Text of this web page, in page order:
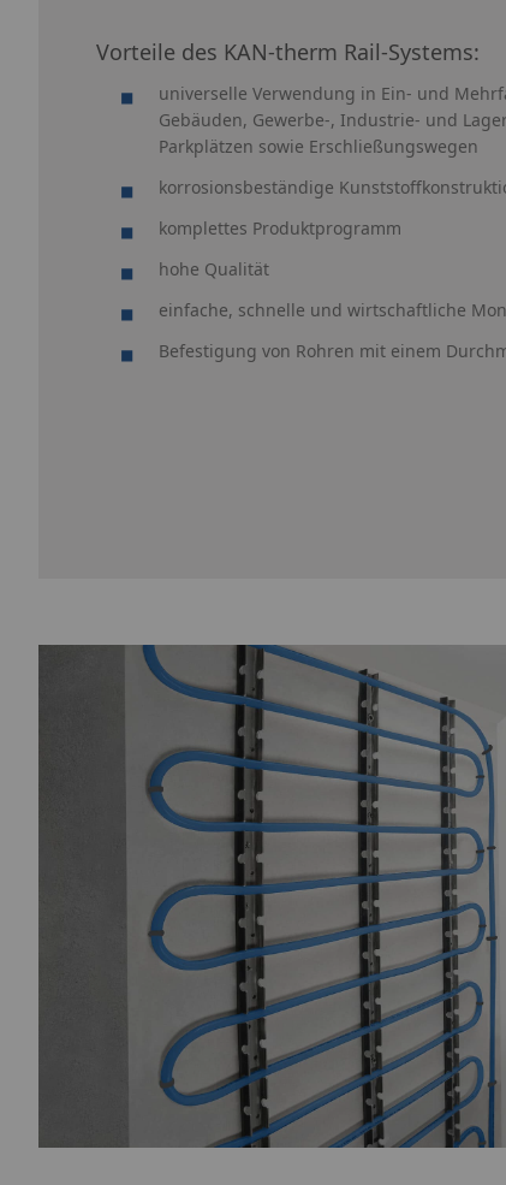
Vorteile des KAN‑therm Rail-Systems:
universelle Verwendung in Ein- und
Gebäuden, Gewerbe-, Industrie- und
Parkplätzen sowie Erschließungswegen
korrosionsbeständige
komplettes Produktprogramm
hohe Qualität
einfache, schnelle und wirtschaftliche
Befestigung von Rohren mit einem